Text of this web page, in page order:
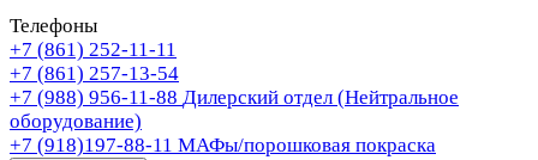
Телефоны
+7 (861) 252-11-11
+7 (861) 257-13-54
+7 (988) 956-11-88 Дилерский отдел (Нейтральное
оборудование)
+7 (918)197-88-11 МАФы/порошковая покраска